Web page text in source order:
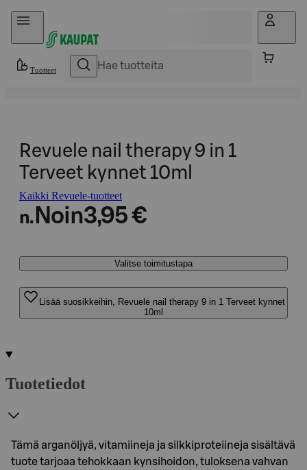
Hyppää sisältöön
Tuotteet
Revuele nail therapy 9 in 1
Terveet kynnet 10ml
Kaikki Revuele-tuotteet
n. Noin3,95 €
Valitse toimitustapa
Lisää suosikkeihin, Revuele nail therapy 9 in 1 Terveet kynnet
10ml
Tuotetiedot
Tämä arganöljyä, vitamiineja ja silkkiproteiineja sisältävä
tuote tarjoaa tehokkaan kynsihoidon, tuloksena vahvan